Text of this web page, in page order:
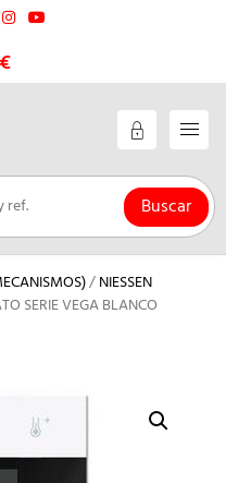
Buscar
/NIESSEN
SERIE VEGA BLANCO